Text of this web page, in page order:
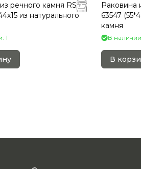
речного камня RS-
из натурального
1
Раковина
63547
камня
В
В